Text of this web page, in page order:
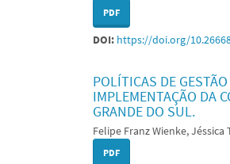
PDF
DOI: https://doi.org/
POLÍTICAS DE
IMPLEMENTAÇÃO DA
GRANDE DO SUL.
Felipe Franz Wienke, Jéssica
PDF